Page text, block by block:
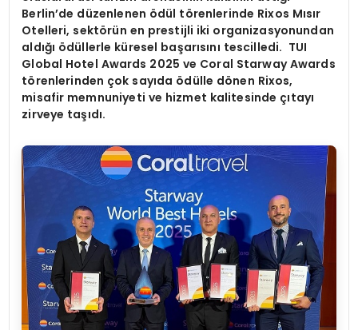
Berlin’de düzenlenen ödül törenlerinde Rixos Mısır
Otelleri, sektörün en prestijli iki organizasyonundan
aldığı ödüllerle küresel başarısını tescilledi. TUI
Global Hotel Awards 2025 ve Coral Starway Awards
törenlerinden çok sayıda ödülle dönen Rixos,
misafir memnuniyeti ve hizmet kalitesinde çıtayı
zirveye taşıdı.